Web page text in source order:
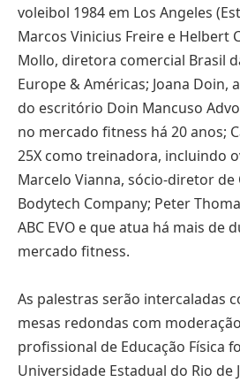
voleibol 1984 em Los Angeles
Marcos Vinicius Freire e Helbert
Mollo, diretora comercial Brasil
Europe & Américas; Joana Doin,
do escritório Doin Mancuso
no mercado fitness há 20 anos;
25X como treinadora, incluindo
Marcelo Vianna, sócio-diretor de
Bodytech Company; Peter
ABC EVO e que atua há mais de
mercado fitness.
As palestras serão intercaladas
mesas redondas com
profissional de Educação Física
Universidade Estadual do Rio de